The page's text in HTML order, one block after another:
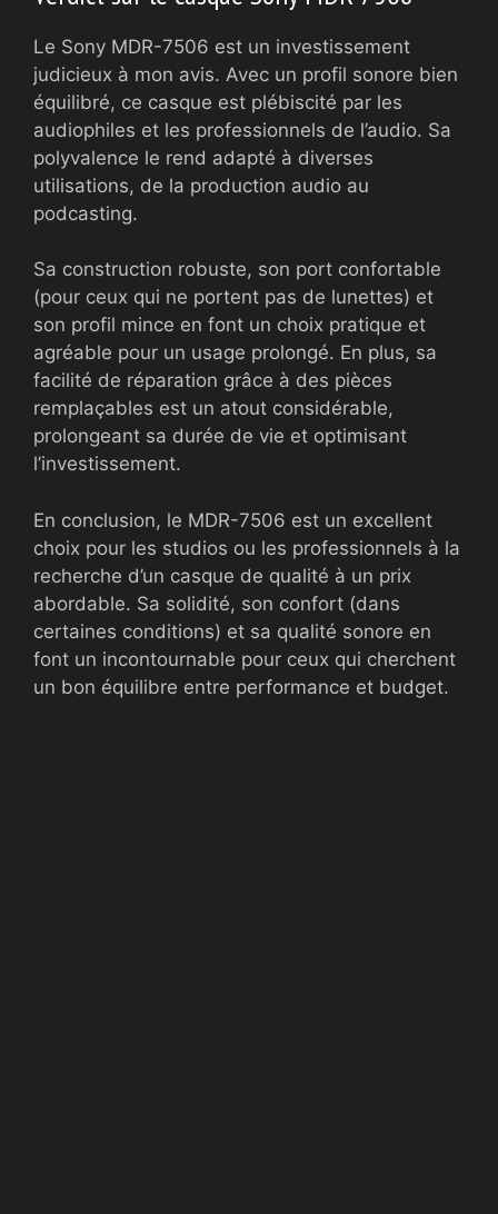
Le Sony MDR-7506 est un investissement
judicieux à mon avis. Avec un profil sonore bien
équilibré, ce casque est plébiscité par les
audiophiles et les professionnels de l’audio. Sa
polyvalence le rend adapté à diverses
utilisations, de la production audio au
podcasting.
Sa construction robuste, son port confortable
(pour ceux qui ne portent pas de lunettes) et
son profil mince en font un choix pratique et
agréable pour un usage prolongé. En plus, sa
facilité de réparation grâce à des pièces
remplaçables est un atout considérable,
prolongeant sa durée de vie et optimisant
l’investissement.
En conclusion, le MDR-7506 est un excellent
choix pour les studios ou les professionnels à la
recherche d’un casque de qualité à un prix
abordable. Sa solidité, son confort (dans
certaines conditions) et sa qualité sonore en
font un incontournable pour ceux qui cherchent
un bon équilibre entre performance et budget.